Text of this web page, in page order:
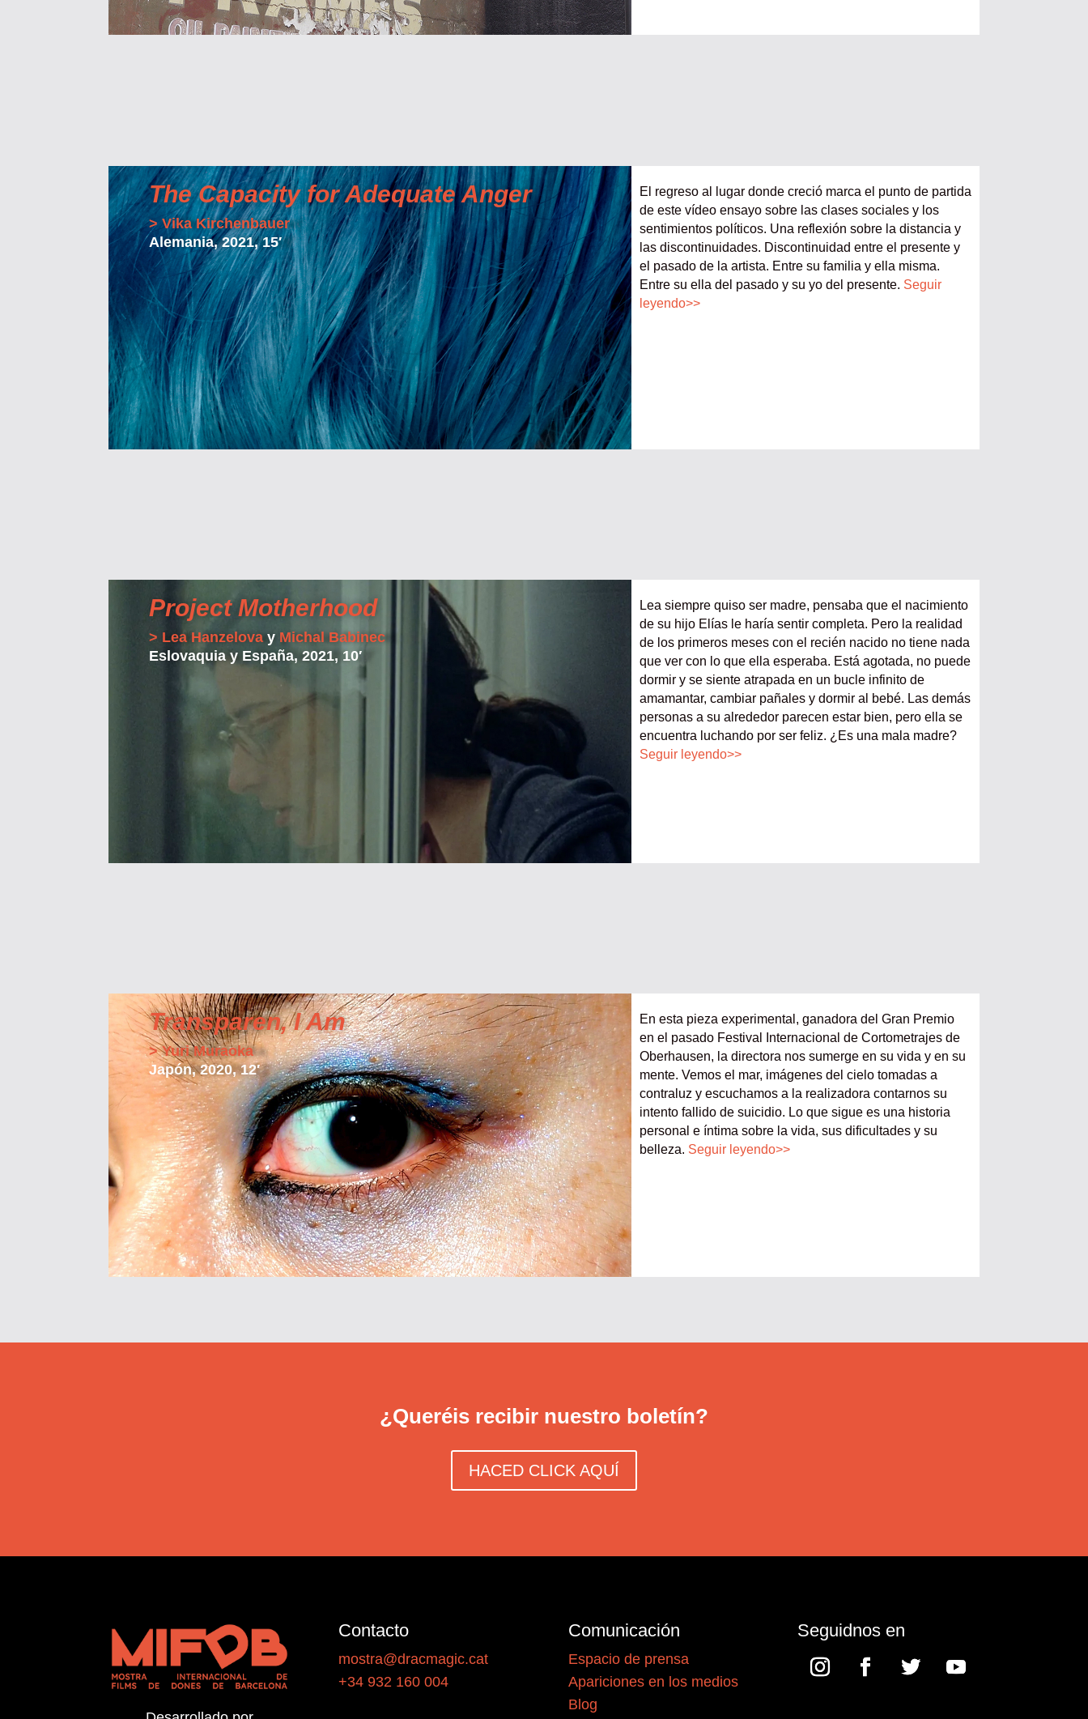
The Capacity for Adequate Anger
> Vika Kirchenbauer
Alemania, 2021, 15′
El regreso al lugar donde creció marca el punto de partida
de este vídeo ensayo sobre las clases sociales y los
sentimientos políticos. Una reflexión sobre la distancia y
las discontinuidades. Discontinuidad entre el presente y
el pasado de la artista. Entre su familia y ella misma.
Entre su ella del pasado y su yo del presente. Seguir
leyendo>>
Project Motherhood
> Lea Hanzelovay Michal Babinec
Eslovaquia y España, 2021, 10′
Lea siempre quiso ser madre, pensaba que el nacimiento
de su hijo Elías le haría sentir completa. Pero la realidad
de los primeros meses con el recién nacido no tiene nada
que ver con lo que ella esperaba. Está agotada, no puede
dormir y se siente atrapada en un bucle infinito de
amamantar, cambiar pañales y dormir al bebé. Las demás
personas a su alrededor parecen estar bien, pero ella se
encuentra luchando por ser feliz. ¿Es una mala madre?
Seguir leyendo>>
Transparen, I Am
> Yuri Muraoka
Japón, 2020, 12′
En esta pieza experimental, ganadora del Gran Premio
en el pasado Festival Internacional de Cortometrajes de
Oberhausen, la directora nos sumerge en su vida y en su
mente. Vemos el mar, imágenes del cielo tomadas a
contraluz y escuchamos a la realizadora contarnos su
intento fallido de suicidio. Lo que sigue es una historia
personal e íntima sobre la vida, sus dificultades y su
belleza. Seguir leyendo>>
¿Queréis recibir nuestro boletín?
HACED CLICK AQUÍ
Contacto
mostra@dracmagic.cat
+34 932 160 004
Comunicación
Espacio de prensa
Apariciones en los medios
Blog
Seguidnos en